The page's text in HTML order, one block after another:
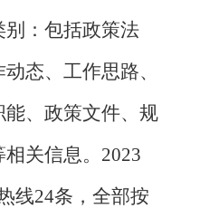
：包括政策法
态、工作思路、
、政策文件、规
关信息。 2023
线24条，全部按